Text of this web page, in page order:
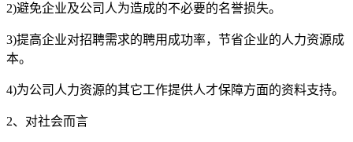
2)避免企业及公司人为造成的不必要的名誉损失。
3)提高企业对招聘需求的聘用成功率，节省企业的人力资源成
本。
4)为公司人力资源的其它工作提供人才保障方面的资料支持。
2、对社会而言